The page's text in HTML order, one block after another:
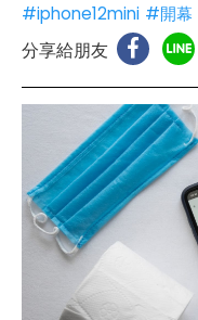
#iphone12mini #開幕
分享給朋友